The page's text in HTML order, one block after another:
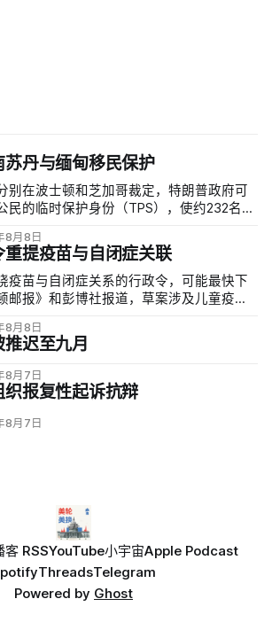
丹与缅甸移民保护
别在波士顿和芝加哥裁定，特朗普政府可
民的临时保护身份（TPS），使约232名南
武装冲突及2021年军事政变后动荡而获指
11月决定取消保护。
8月8日
重提疫苗与自闭症关联
疫苗与自闭症关系的行政令，可能最快下
邮报》和彭博社报道，草案涉及儿童疫苗
童的高质量研究均未发现儿童疫苗导致自
一项后来撤稿的欺诈性研究，作者也被吊
8月8日
迟至九月
8月7日
报复性起诉抗辩
8月7日
客 RSSYouTube小宇宙Apple Podcast
ThreadsTelegram
Powered by Ghost